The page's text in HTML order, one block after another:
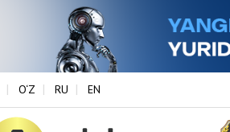
O‘Z RU EN